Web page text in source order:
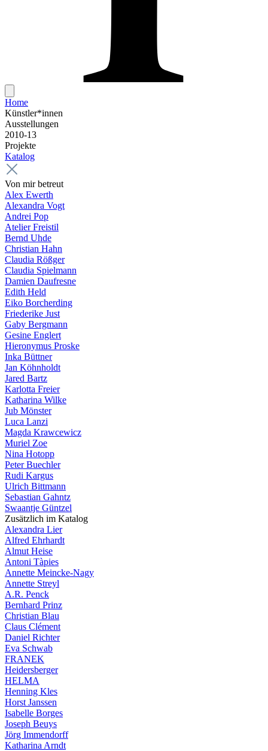
Home
Künstler*innen
Ausstellungen
2010-13
Projekte
Katalog
Von mir betreut
Alex Ewerth
Alexandra Vogt
Andrei Pop
Atelier Freistil
Bernd Uhde
Christian Hahn
Claudia Rößger
Claudia Spielmann
Damien Daufresne
Edith Held
Eiko Borcherding
Friederike Just
Gaby Bergmann
Gesine Englert
Hieronymus Proske
Inka Büttner
Jan Köhnholdt
Jared Bartz
Karlotta Freier
Katharina Wilke
Jub Mönster
Luca Lanzi
Magda Krawcewicz
Muriel Zoe
Nina Hotopp
Peter Buechler
Rudi Kargus
Ulrich Bittmann
Sebastian Gahntz
Swaantje Güntzel
Zusätzlich im Katalog
Alexandra Lier
Alfred Ehrhardt
Almut Heise
Antoni Tàpies
Annette Meincke-Nagy
Annette Streyl
A.R. Penck
Bernhard Prinz
Christian Blau
Claus Clément
Daniel Richter
Eva Schwab
FRANEK
Heidersberger
HELMA
Henning Kles
Horst Janssen
Isabelle Borges
Joseph Beuys
Jörg Immendorff
Katharina Arndt